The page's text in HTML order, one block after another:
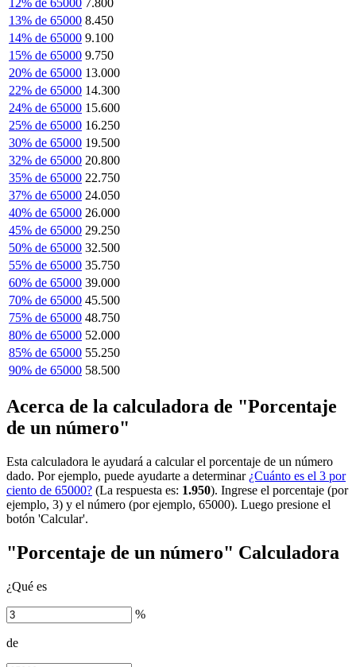
12% de 65000 7.800
13% de 65000 8.450
14% de 65000 9.100
15% de 65000 9.750
20% de 65000 13.000
22% de 65000 14.300
24% de 65000 15.600
25% de 65000 16.250
30% de 65000 19.500
32% de 65000 20.800
35% de 65000 22.750
37% de 65000 24.050
40% de 65000 26.000
45% de 65000 29.250
50% de 65000 32.500
55% de 65000 35.750
60% de 65000 39.000
70% de 65000 45.500
75% de 65000 48.750
80% de 65000 52.000
85% de 65000 55.250
90% de 65000 58.500
Acerca de la calculadora de "Porcentaje
de un número"
Esta calculadora le ayudará a calcular el porcentaje de un número
dado. Por ejemplo, puede ayudarte a determinar ¿Cuánto es el 3 por
ciento de 65000? (La respuesta es: 1.950). Ingrese el porcentaje (por
ejemplo, 3) y el número (por ejemplo, 65000). Luego presione el
botón 'Calcular'.
"Porcentaje de un número" Calculadora
¿Qué es
%
de